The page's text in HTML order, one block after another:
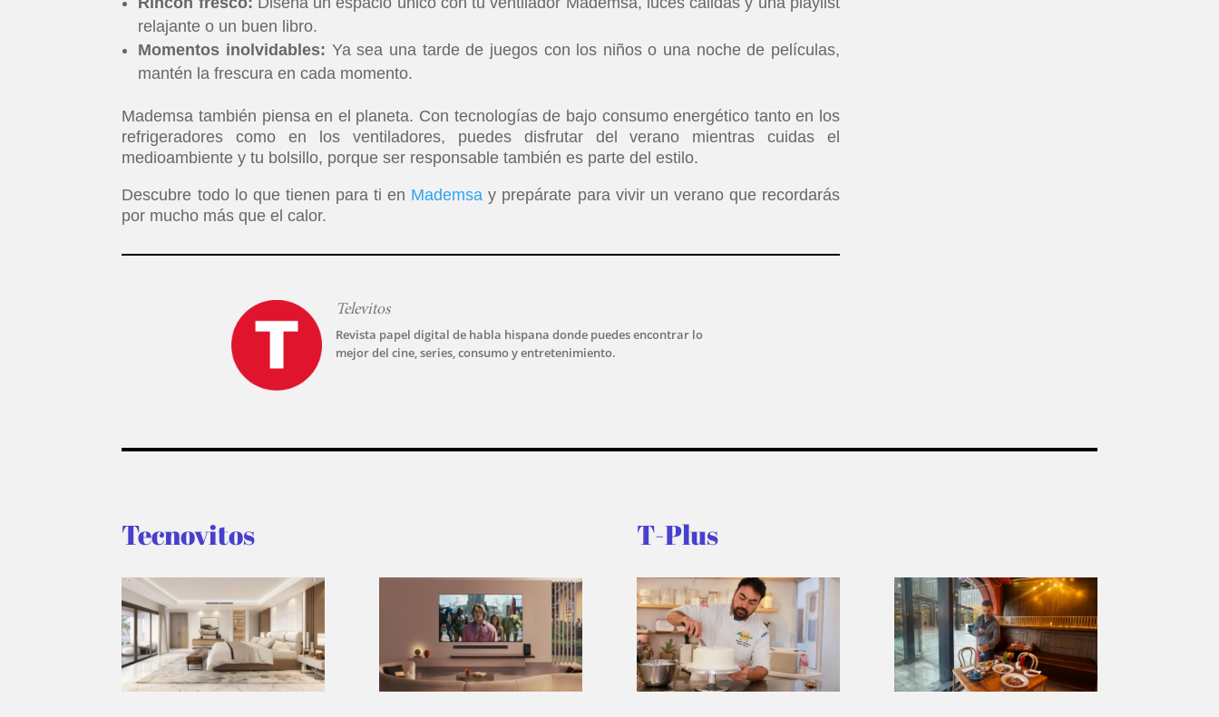
relajante o un buen libro.
Momentos inolvidables: Ya sea una tarde de juegos con los niños o una noche de películas,
mantén la frescura en cada momento.
Mademsa también piensa en el planeta. Con tecnologías de bajo consumo energético tanto en los
refrigeradores como en los ventiladores, puedes disfrutar del verano mientras cuidas el
medioambiente y tu bolsillo, porque ser responsable también es parte del estilo.
Descubre todo lo que tienen para ti en Mademsa y prepárate para vivir un verano que recordarás
por mucho más que el calor.
Televitos
Revista papel digital de habla hispana donde puedes encontrar lo
mejor del cine, series, consumo y entretenimiento.
Tecnovitos T-Plus